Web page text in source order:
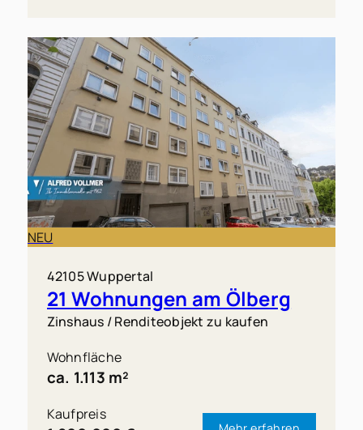
NEU
42105 Wuppertal
21 Wohnungen am Ölberg
Zinshaus / Renditeobjekt zu kaufen
Wohnfläche
ca. 1.113 m²
Kaufpreis